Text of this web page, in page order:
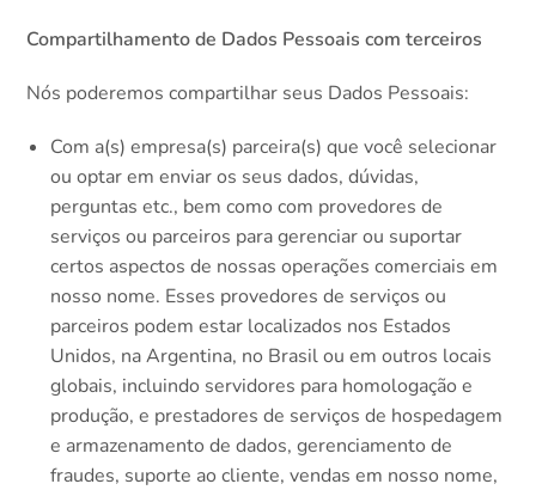
Compartilhamento de Dados Pessoais com terceiros
Nós poderemos compartilhar seus Dados Pessoais:
Com a(s) empresa(s) parceira(s) que você selecionar
ou optar em enviar os seus dados, dúvidas,
perguntas etc., bem como com provedores de
serviços ou parceiros para gerenciar ou suportar
certos aspectos de nossas operações comerciais em
nosso nome. Esses provedores de serviços ou
parceiros podem estar localizados nos Estados
Unidos, na Argentina, no Brasil ou em outros locais
globais, incluindo servidores para homologação e
produção, e prestadores de serviços de hospedagem
e armazenamento de dados, gerenciamento de
fraudes, suporte ao cliente, vendas em nosso nome,